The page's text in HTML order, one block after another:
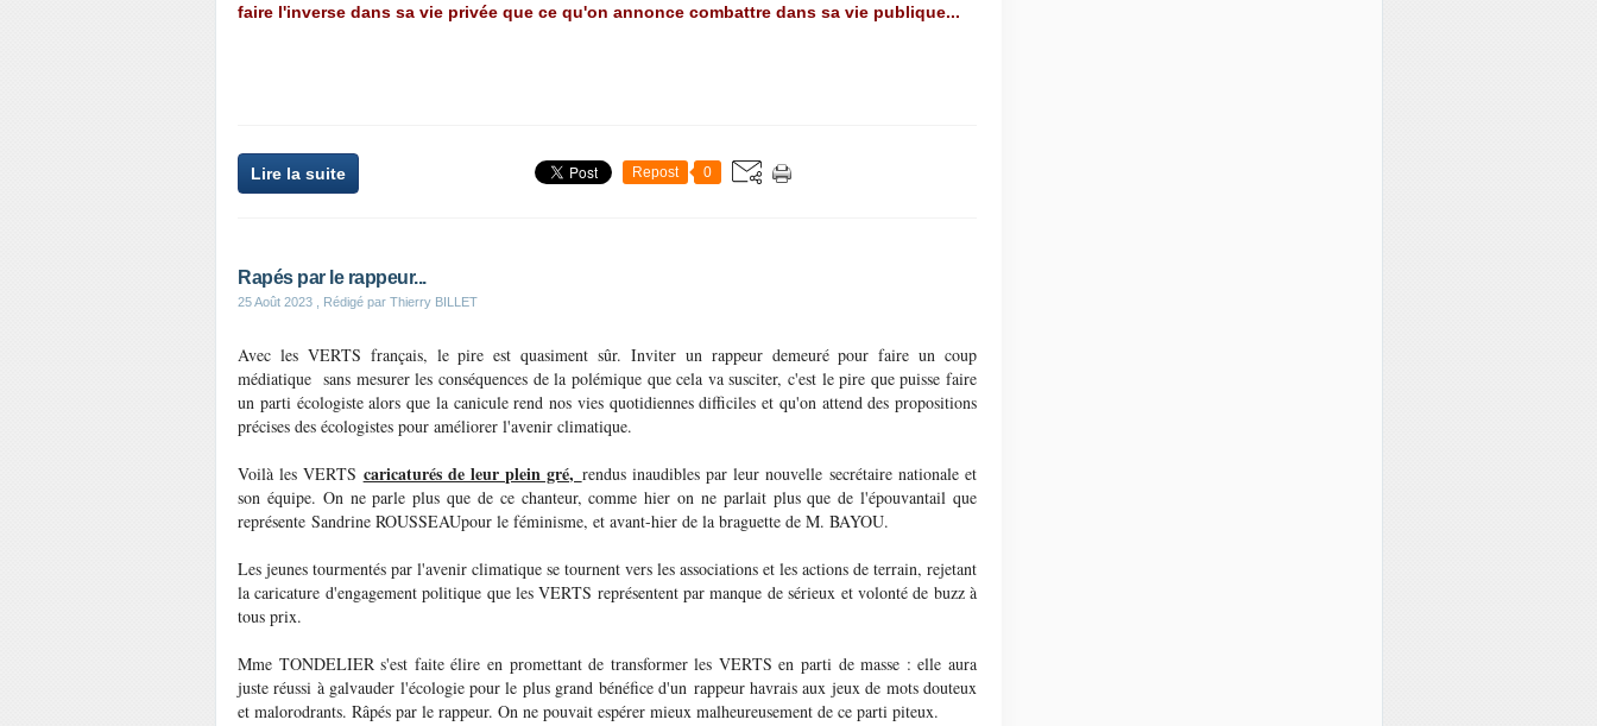
faire l'inverse dans sa vie privée que ce qu'on annonce combattre dans sa vie publique...
Lire la suite Repost 0
Rapés par le rappeur...
25 Août 2023 , Rédigé par Thierry BILLET
Avec les VERTS français, le pire est quasiment sûr. Inviter un rappeur demeuré pour faire un coup
médiatique sans mesurer les conséquences de la polémique que cela va susciter, c'est le pire que puisse faire
un parti écologiste alors que la canicule rend nos vies quotidiennes difficiles et qu'on attend des propositions
précises des écologistes pour améliorer l'avenir climatique.
Voilà les VERTS caricaturés de leur plein gré, rendus inaudibles par leur nouvelle secrétaire nationale et
son équipe. On ne parle plus que de ce chanteur, comme hier on ne parlait plus que de l'épouvantail que
représente Sandrine ROUSSEAUpour le féminisme, et avant-hier de la braguette de M. BAYOU.
Les jeunes tourmentés par l'avenir climatique se tournent vers les associations et les actions de terrain, rejetant
la caricature d'engagement politique que les VERTS représentent par manque de sérieux et volonté de buzz à
tous prix.
Mme TONDELIER s'est faite élire en promettant de transformer les VERTS en parti de masse : elle aura
juste réussi à galvauder l'écologie pour le plus grand bénéfice d'un rappeur havrais aux jeux de mots douteux
et malorodrants. Râpés par le rappeur. On ne pouvait espérer mieux malheureusement de ce parti piteux.